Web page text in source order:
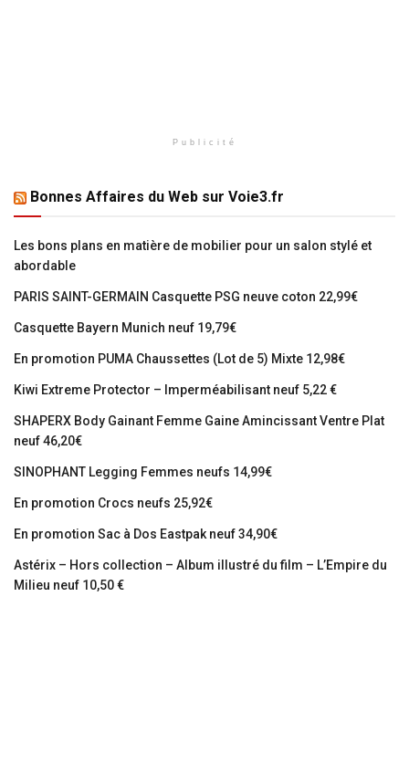
Publicité
Bonnes Affaires du Web sur Voie3.fr
Les bons plans en matière de mobilier pour un salon stylé et
abordable
PARIS SAINT-GERMAIN Casquette PSG neuve coton 22,99€
Casquette Bayern Munich neuf 19,79€
En promotion PUMA Chaussettes (Lot de 5) Mixte 12,98€
Kiwi Extreme Protector – Imperméabilisant neuf 5,22 €
SHAPERX Body Gainant Femme Gaine Amincissant Ventre Plat
neuf 46,20€
SINOPHANT Legging Femmes neufs 14,99€
En promotion Crocs neufs 25,92€
En promotion Sac à Dos Eastpak neuf 34,90€
Astérix – Hors collection – Album illustré du film – L’Empire du
Milieu neuf 10,50 €